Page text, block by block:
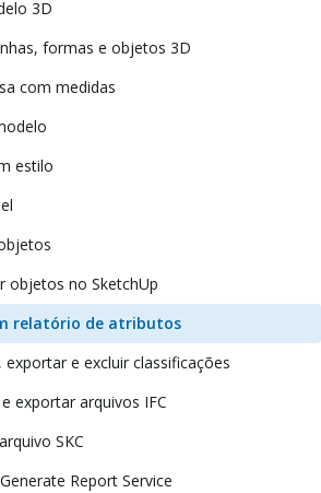
3D
formas e objetos 3D
com medidas
estilo
objetos no SketchUp
relatório de atributos
e excluir classificações
exportar arquivos IFC
SKC
Report Service